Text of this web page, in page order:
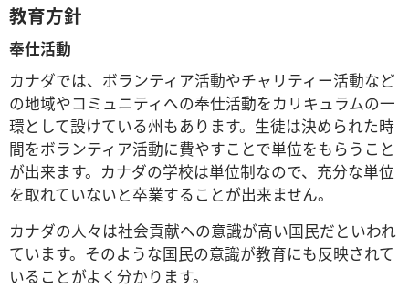
教育方針
奉仕活動
カナダでは、ボランティア活動やチャリティー活動など
の地域やコミュニティへの奉仕活動をカリキュラムの一
環として設けている州もあります。生徒は決められた時
間をボランティア活動に費やすことで単位をもらうこと
が出来ます。カナダの学校は単位制なので、充分な単位
を取れていないと卒業することが出来ません。
カナダの人々は社会貢献への意識が高い国民だといわれ
ています。そのような国民の意識が教育にも反映されて
いることがよく分かります。